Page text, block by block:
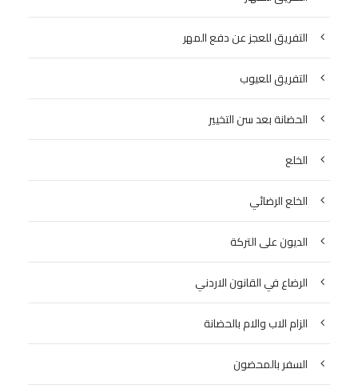
التفريق للعجز عن دفع المهر
التفريق للعيوب
الحضانة بعد سن التخيير
الخلع
الخلع الرضائي
الديون على التركة
الرضاع في القانون الاردني
الزام الاب والام بالحضانة
السفر بالمحضون